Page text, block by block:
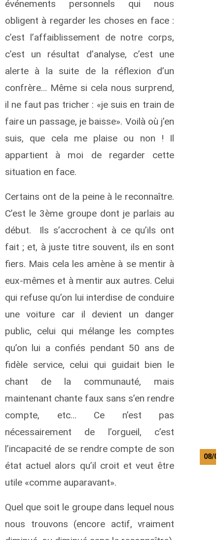
événements personnels qui nous
obligent à regarder les choses en face :
c’est l’affaiblissement de notre corps,
c’est un résultat d’analyse, c’est une
alerte à la suite de la réflexion d’un
confrère… Même si cela nous surprend,
il ne faut pas tricher : «je suis en train de
faire un passage, je baisse». Voilà où j’en
suis, que cela me plaise ou non ! Il
appartient à moi de regarder cette
situation en face.
Certains ont de la peine à le reconnaître.
C’est le 3ème groupe dont je parlais au
début. Ils s’accrochent à ce qu’ils ont
fait ; et, à juste titre souvent, ils en sont
fiers. Mais cela les amène à se mentir à
eux-mêmes et à mentir aux autres. Celui
qui refuse qu’on lui interdise de conduire
une voiture car il devient un danger
public, celui qui mélange les comptes
qu’on lui a confiés pendant 50 ans de
fidèle service, celui qui guidait bien le
chant de la communauté, mais
maintenant chante faux sans s’en rendre
compte, etc… Ce n’est pas
nécessairement de l’orgueil, c’est
l’incapacité de se rendre compte de son
état actuel alors qu’il croit et veut être
utile «comme auparavant».
Quel que soit le groupe dans lequel nous
nous trouvons (encore actif, vraiment
08/